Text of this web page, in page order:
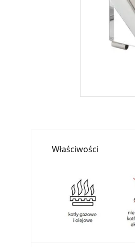
Właściwości